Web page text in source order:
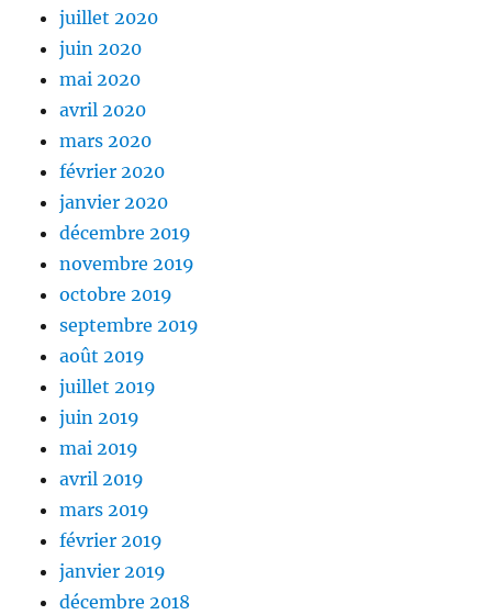
juillet 2020
juin 2020
mai 2020
avril 2020
mars 2020
février 2020
janvier 2020
décembre 2019
novembre 2019
octobre 2019
septembre 2019
août 2019
juillet 2019
juin 2019
mai 2019
avril 2019
mars 2019
février 2019
janvier 2019
décembre 2018